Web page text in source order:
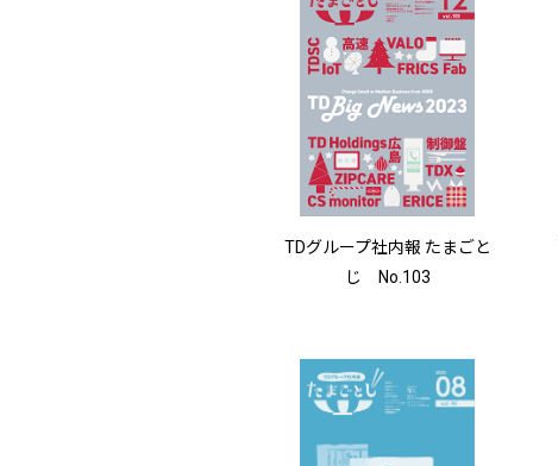
TDグループ社内報 たまごと
じ No.103